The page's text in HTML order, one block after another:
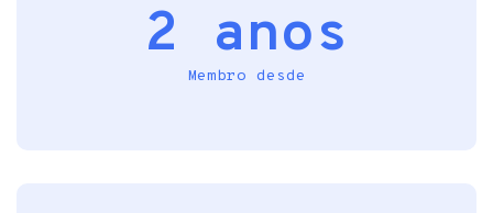
2 anos
Membro desde